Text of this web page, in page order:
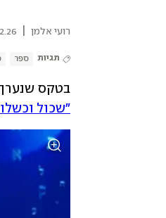
רועי אלמן 19:36
תגיות ספר
בטקס שנערך היום
״שכול